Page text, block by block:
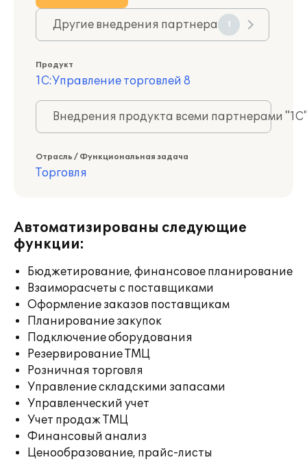
Другие внедрения партнера 1
Продукт
1С:Управление торговлей 8
Внедрения продукта всеми партнерами
Отрасль / Функциональная задача
Торговля
Автоматизированы следующие
функции:
Бюджетирование, финансовое планирование
Взаиморасчеты с поставщиками
Оформление заказов поставщикам
Планирование закупок
Подключение оборудования
Резервирование ТМЦ
Розничная торговля
Управление складскими запасами
Управленческий учет
Учет продаж ТМЦ
Финансовый анализ
Ценообразование, прайс-листы